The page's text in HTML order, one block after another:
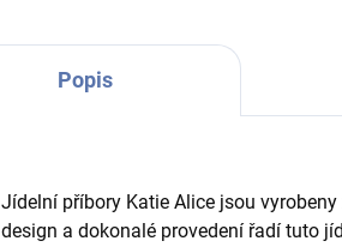
Popis
Jídelní příbory Katie Alice jsou
design a dokonalé provedení řadí tuto